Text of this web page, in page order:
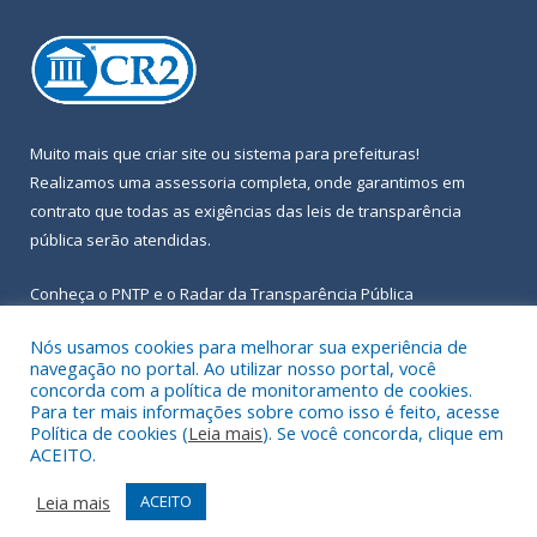
Muito mais que criar site ou sistema para prefeituras!
Realizamos uma assessoria completa, onde garantimos em
contrato que todas as exigências das leis de transparência
pública serão atendidas.
Conheça o PNTP e o Radar da Transparência Pública
Todos os direitos reservados a Prefeitura Municipal de Igarapé-
Açu.
Frequência Online
Acessar Área Administrativa
Nós usamos cookies para melhorar sua experiência de
navegação no portal. Ao utilizar nosso portal, você
concorda com a política de monitoramento de cookies.
Para ter mais informações sobre como isso é feito, acesse
Política de cookies (Leia mais). Se você concorda, clique em
ACEITO.
Leia mais
ACEITO